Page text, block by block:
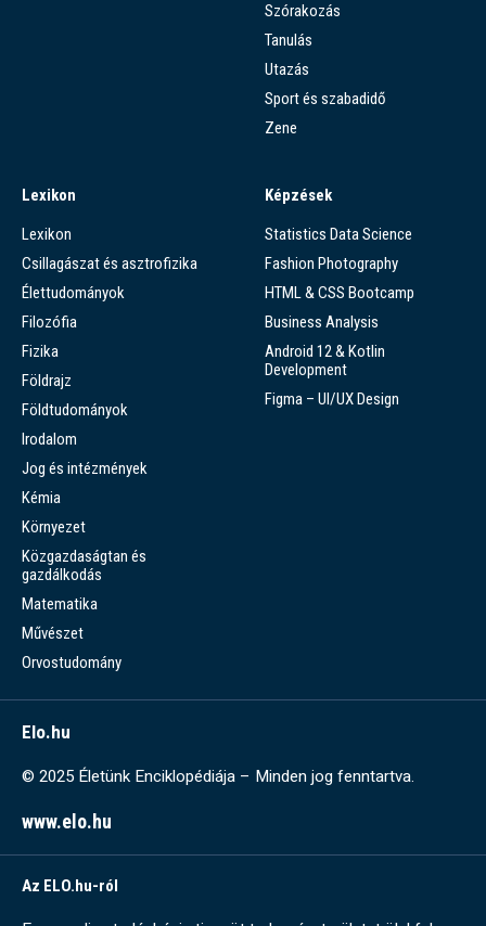
Szórakozás
Tanulás
Utazás
Sport és szabadidő
Zene
Lexikon
Lexikon
Csillagászat és asztrofizika
Élettudományok
Filozófia
Fizika
Földrajz
Földtudományok
Irodalom
Jog és intézmények
Kémia
Környezet
Közgazdaságtan és
gazdálkodás
Matematika
Művészet
Orvostudomány
Képzések
Statistics Data Science
Fashion Photography
HTML & CSS Bootcamp
Business Analysis
Android 12 & Kotlin
Development
Figma – UI/UX Design
Elo.hu
© 2025 Életünk Enciklopédiája – Minden jog fenntartva.
www.elo.hu
Az ELO.hu-ról